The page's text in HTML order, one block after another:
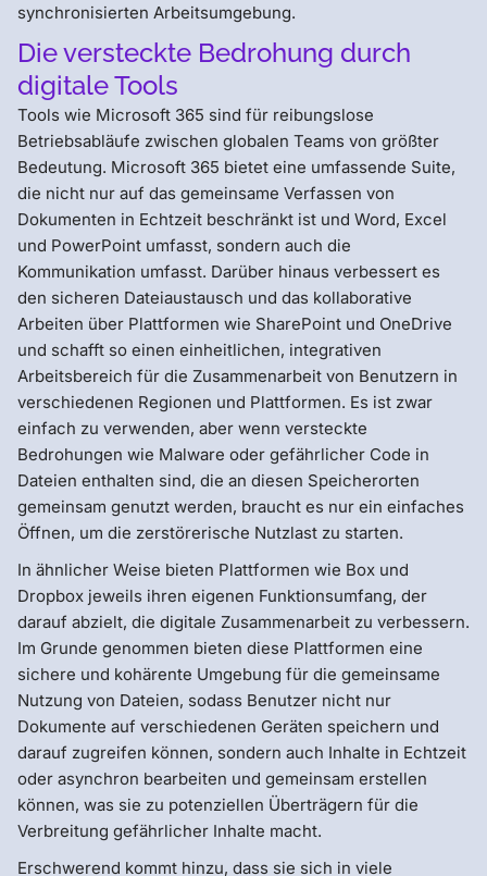
synchronisierten Arbeitsumgebung.
Die versteckte Bedrohung durch
digitale Tools
Tools wie Microsoft 365 sind für reibungslose
Betriebsabläufe zwischen globalen Teams von größter
Bedeutung. Microsoft 365 bietet eine umfassende Suite,
die nicht nur auf das gemeinsame Verfassen von
Dokumenten in Echtzeit beschränkt ist und Word, Excel
und PowerPoint umfasst, sondern auch die
Kommunikation umfasst. Darüber hinaus verbessert es
den sicheren Dateiaustausch und das kollaborative
Arbeiten über Plattformen wie SharePoint und OneDrive
und schafft so einen einheitlichen, integrativen
Arbeitsbereich für die Zusammenarbeit von Benutzern in
verschiedenen Regionen und Plattformen. Es ist zwar
einfach zu verwenden, aber wenn versteckte
Bedrohungen wie Malware oder gefährlicher Code in
Dateien enthalten sind, die an diesen Speicherorten
gemeinsam genutzt werden, braucht es nur ein einfaches
Öffnen, um die zerstörerische Nutzlast zu starten.
In ähnlicher Weise bieten Plattformen wie Box und
Dropbox jeweils ihren eigenen Funktionsumfang, der
darauf abzielt, die digitale Zusammenarbeit zu verbessern.
Im Grunde genommen bieten diese Plattformen eine
sichere und kohärente Umgebung für die gemeinsame
Nutzung von Dateien, sodass Benutzer nicht nur
Dokumente auf verschiedenen Geräten speichern und
darauf zugreifen können, sondern auch Inhalte in Echtzeit
oder asynchron bearbeiten und gemeinsam erstellen
können, was sie zu potenziellen Überträgern für die
Verbreitung gefährlicher Inhalte macht.
Erschwerend kommt hinzu, dass sie sich in viele